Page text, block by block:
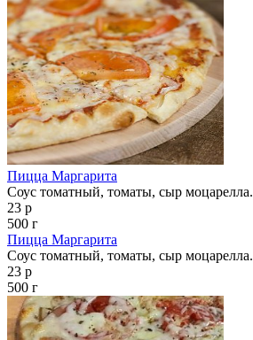
Пицца Маргарита
Соус томатный, томаты, сыр моцарелла.
23 р
500 г
Пицца Маргарита
Соус томатный, томаты, сыр моцарелла.
23 р
500 г